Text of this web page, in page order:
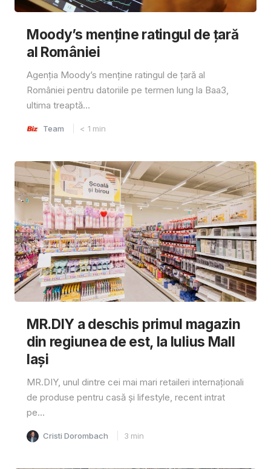
Moody’s menține ratingul de țară
al României
Agenția Moody’s menține ratingul de țară al
României pentru datoriile pe termen lung la Baa3,
ultima treaptă...
Team < 1 min
MR.DIY a deschis primul magazin
din regiunea de est, la Iulius Mall
Iași
MR.DIY, unul dintre cei mai mari retaileri internaționali
de produse pentru casă și lifestyle, recent intrat
pe...
Cristi Dorombach 3 min